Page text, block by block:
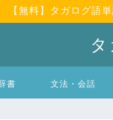
【無料】タガログ語
書 文法・会話